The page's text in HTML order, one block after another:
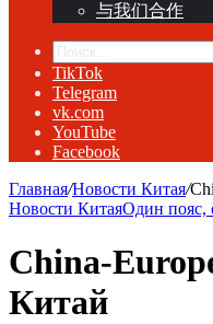
与我们合作
TikTok
Telegram
vk.com
YouTube
Facebook
Главная/Новости Китая/
Новости КитаяОдин пояс,
China-
Китай